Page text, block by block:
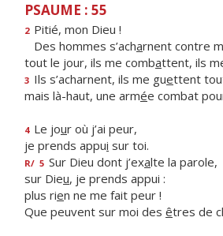
PSAUME : 55
2 Pitié, mon Dieu !
Des hommes s’acharnent contre
tout le jour, ils me combattent, ils
3 Ils s’acharnent, ils me guettent
mais là-haut, une armée combat
4 Le jour où j’ai peur,
je prends appui sur toi.
R/ 5 Sur Dieu dont j’exalte la parole,
sur Dieu, je prends appui :
plus rien ne me fait peur !
Que peuvent sur moi des êtres de